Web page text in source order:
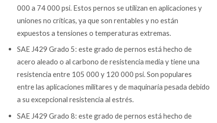
000 a 74 000 psi. Estos pernos se utilizan en aplicaciones y
uniones no críticas, ya que son rentables y no están
expuestos a tensiones o temperaturas extremas.
SAE J429 Grado 5: este grado de pernos está hecho de
acero aleado o al carbono de resistencia media y tiene una
resistencia entre 105 000 y 120 000 psi. Son populares
entre las aplicaciones militares y de maquinaria pesada debido
a su excepcional resistencia al estrés.
SAE J429 Grado 8: este grado de pernos está hecho de